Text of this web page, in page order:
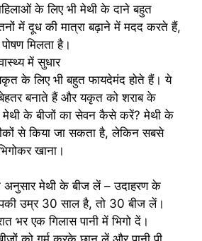
के लिए भी मेथी के दाने बहुत
में दूध की मात्रा बढ़ाने में मदद करते हैं,
मिलता है।
में सुधार
के लिए भी बहुत फायदेमंद होते हैं। ये
बेहतर बनाते हैं और यकृत को शराब के
मेथी के बीजों का सेवन कैसे करें? मेथी के
से किया जा सकता है, लेकिन सबसे
खाना।
मेथी के बीज लें – उदाहरण के
उम्र 30 साल है, तो 30 बीज लें।
भर एक गिलास पानी में भिगो दें।